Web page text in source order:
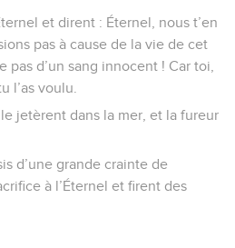
et dirent : Éternel, nous t’en
pas à cause de la vie de cet
pas d’un sang innocent ! Car toi,
l’as voulu.
jetèrent dans la mer, et la fureur
d’une grande crainte de
à l’Éternel et firent des